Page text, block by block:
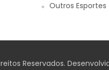
Outros Esportes
Reservados.